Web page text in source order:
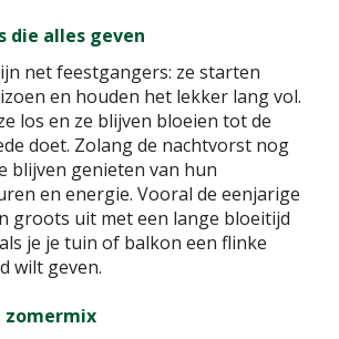
die alles geven
net feestgangers: ze starten
en houden het lekker lang vol.
los en ze blijven bloeien tot de
doet. Zolang de nachtvorst nog
blijven genieten van hun
en energie. Vooral de eenjarige
groots uit met een lange bloeitijd
je je tuin of balkon een flinke
wilt geven.
zomermix